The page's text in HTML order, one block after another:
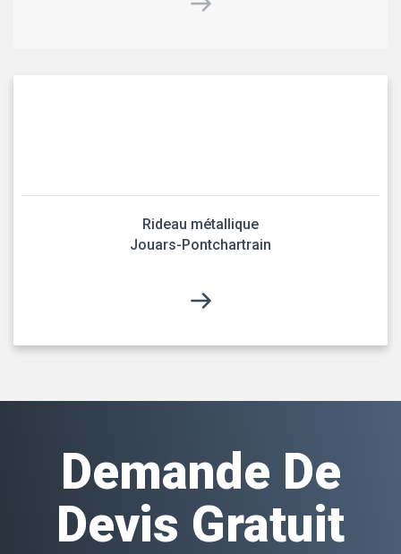
Rideau métallique
Jouars-Pontchartrain
Demande De
Devis Gratuit